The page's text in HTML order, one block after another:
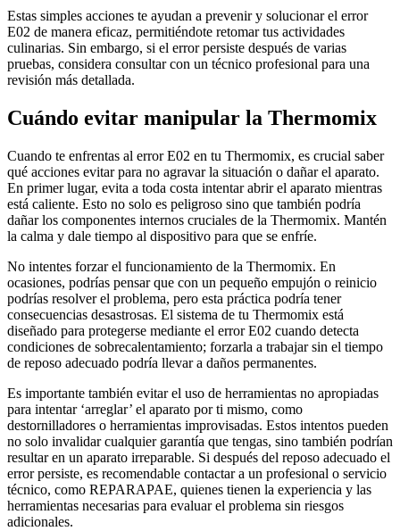
Estas simples acciones te ayudan a prevenir y solucionar el error
E02 de manera eficaz, permitiéndote retomar tus actividades
culinarias. Sin embargo, si el error persiste después de varias
pruebas, considera consultar con un técnico profesional para una
revisión más detallada.
Cuándo evitar manipular la Thermomix
Cuando te enfrentas al error E02 en tu Thermomix, es crucial saber
qué acciones evitar para no agravar la situación o dañar el aparato.
En primer lugar, evita a toda costa intentar abrir el aparato mientras
está caliente. Esto no solo es peligroso sino que también podría
dañar los componentes internos cruciales de la Thermomix. Mantén
la calma y dale tiempo al dispositivo para que se enfríe.
No intentes forzar el funcionamiento de la Thermomix. En
ocasiones, podrías pensar que con un pequeño empujón o reinicio
podrías resolver el problema, pero esta práctica podría tener
consecuencias desastrosas. El sistema de tu Thermomix está
diseñado para protegerse mediante el error E02 cuando detecta
condiciones de sobrecalentamiento; forzarla a trabajar sin el tiempo
de reposo adecuado podría llevar a daños permanentes.
Es importante también evitar el uso de herramientas no apropiadas
para intentar ‘arreglar’ el aparato por ti mismo, como
destornilladores o herramientas improvisadas. Estos intentos pueden
no solo invalidar cualquier garantía que tengas, sino también podrían
resultar en un aparato irreparable. Si después del reposo adecuado el
error persiste, es recomendable contactar a un profesional o servicio
técnico, como REPARAPAE, quienes tienen la experiencia y las
herramientas necesarias para evaluar el problema sin riesgos
adicionales.